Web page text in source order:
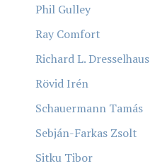
Phil Gulley
Ray Comfort
Richard L. Dresselhaus
Rövid Irén
Schauermann Tamás
Sebján-Farkas Zsolt
Sitku Tibor